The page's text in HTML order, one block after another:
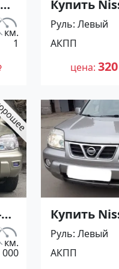
км.
1
Купить
Trail 2000
АКПП (140
Бензин
в Анапа :
Серый
года по
320000
№24760 на
Руль Левый
АКПП
цена
км.
000
Купить
Trail 2000
АКПП (140
Бензин
Руль Левый
АКПП